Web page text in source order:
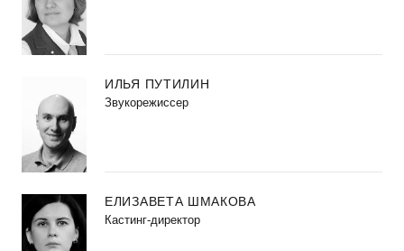
ИЛЬЯ ПУТИЛИН
Звукорежиссер
ЕЛИЗАВЕТА ШМАКОВА
Кастинг-директор